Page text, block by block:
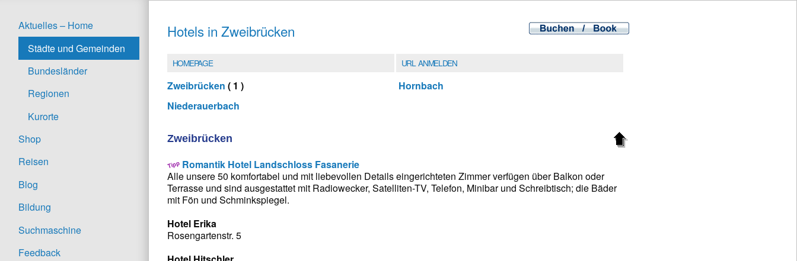
Aktuelles – Home
Städte und Gemeinden
Bundesländer
Regionen
Kurorte
Shop
Reisen
Blog
Bildung
Suchmaschine
Feedback
Hotels in Zweibrücken
HOMEPAGE URL ANMELDEN
Zweibrücken ( 1 )
Hornbach
Niederauerbach
Zweibrücken
Romantik Hotel Landschloss Fasanerie
Alle unsere 50 komfortabel und mit liebevollen Details eingerichteten Zimmer verfügen über Balkon oder
Terrasse und sind ausgestattet mit Radiowecker, Satelliten-TV, Telefon, Minibar und Schreibtisch; die Bäder
mit Fön und Schminkspiegel.
Hotel Erika
Rosengartenstr. 5